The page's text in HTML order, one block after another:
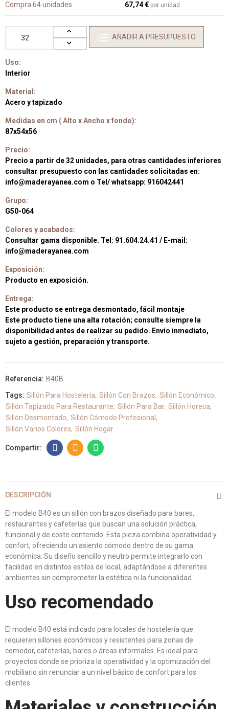
Compra 64 unidades 67,74 € por unidad
AÑADIR A PRESUPUESTO
Uso:
Interior
Material:
Acero y tapizado
Medidas en cm ( Alto x Ancho x fondo):
87x54x56
Precio:
Precio a partir de 32 unidades, para otras cantidades inferiores
consultar presupuesto con las cantidades solicitadas en:
info@maderayanea.com o Tel/ whatsapp: 916042441
Grupo:
G50-064
Colores y acabados:
Consultar gama disponible. Tel: 91.604.24.41 / E-mail:
info@maderayanea.com
Exposición:
Producto en exposición.
Entrega:
Este producto se entrega desmontado, fácil montaje
Este producto tiene una alta rotación; consulte siempre la
disponibilidad antes de realizar su pedido. Envío inmediato,
sujeto a gestión, preparación y transporte.
Referencia: B40B
Tags: Sillón Para Hostelería Sillón Con Brazos Sillón Económico
Sillón Tapizado Para Restaurante Sillón Para Bar Sillón Horeca
Sillón Desmontado Sillón Cómodo Profesional
Sillón Varios Colores Sillón Hogar
DESCRIPCIÓN
El modelo B40 es un sillón con brazos diseñado para bares,
restaurantes y cafeterías que buscan una solución práctica,
funcional y de coste contenido. Esta pieza combina operatividad y
confort, ofreciendo un asiento cómodo dentro de su gama
económica. Su diseño sencillo y neutro permite integrarlo con
facilidad en distintos estilos de local, adaptándose a diferentes
ambientes sin comprometer la estética ni la funcionalidad.
Uso recomendado
El modelo B40 está indicado para locales de hostelería que
requieren sillones económicos y resistentes para zonas de
comedor, cafeterías, bares o áreas informales. Es ideal para
proyectos donde se prioriza la operatividad y la optimización del
mobiliario sin renunciar a un nivel básico de confort para los
clientes.